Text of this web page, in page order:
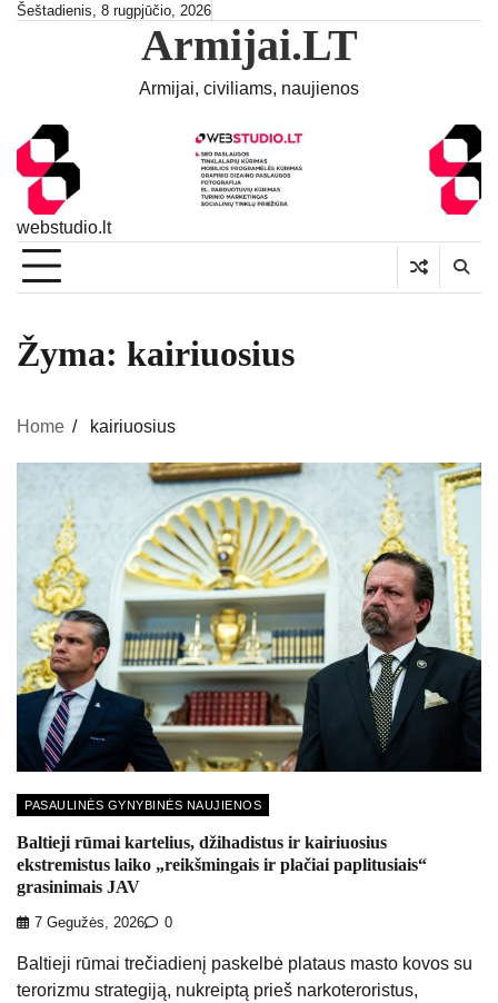
SkipŠeštadienis, 8 rugpjūčio, 2026
Armijai.LT
Armijai, civiliams, naujienos
webstudio.lt
Žyma: kairiuosius
Home kairiuosius
PASAULINĖS GYNYBINĖS NAUJIENOS
Baltieji rūmai kartelius, džihadistus ir kairiuosius
ekstremistus laiko „reikšmingais ir plačiai paplitusiais“
grasinimais JAV
7 Gegužės, 2026 0
Baltieji rūmai trečiadienį paskelbė plataus masto kovos su
terorizmu strategiją, nukreiptą prieš narkoteroristus,